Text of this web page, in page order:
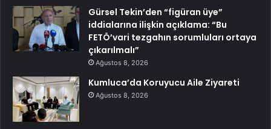
Gürsel Tekin’den “figüran üye”
iddialarına ilişkin açıklama: “Bu
FETÖ’vari tezgahın sorumluları ortaya
çıkarılmalı”
Ağustos 8, 2026
Kumluca’da Koruyucu Aile Ziyareti
Ağustos 8, 2026